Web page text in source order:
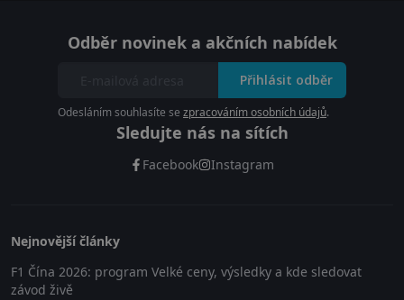
Odběr novinek a akčních nabídek
Přihlásit odběr
Odesláním souhlasíte se zpracováním osobních údajů.
Sledujte nás na sítích
Facebook Instagram
Nejnovější články
F1 Čína 2026: program Velké ceny, výsledky a kde sledovat
závod živě